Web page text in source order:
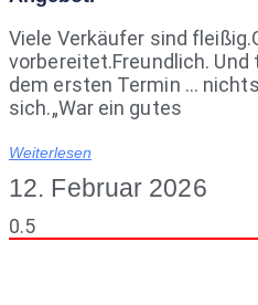
Viele Verkäufer sind
vorbereitet.Freundlich.
dem ersten Termin …
sich.„War ein gutes
Weiterlesen
12. Februar 2026